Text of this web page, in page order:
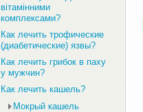
вітамінними
комплексами?
Как лечить трофические
(диабетические) язвы?
Как лечить грибок в паху
у мужчин?
Как лечить кашель?
Мокрый кашель